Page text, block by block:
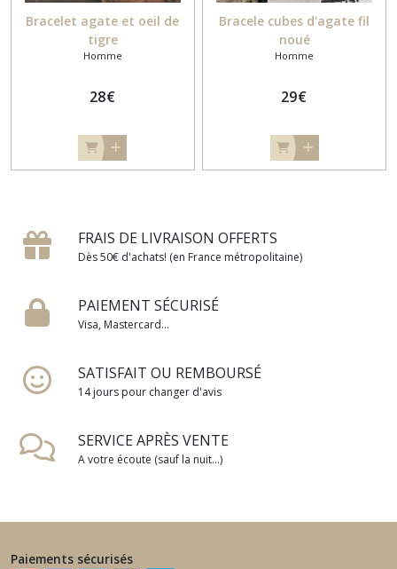
Bracelet agate et oeil de
tigre
Homme
28€
Bracele cubes d'agate fil
noué
Homme
29€
FRAIS DE LIVRAISON OFFERTS
Dès 50€ d'achats! (en France métropolitaine)
PAIEMENT SÉCURISÉ
Visa, Mastercard...
SATISFAIT OU REMBOURSÉ
14 jours pour changer d'avis
SERVICE APRÈS VENTE
A votre écoute (sauf la nuit...)
Paiements sécurisés